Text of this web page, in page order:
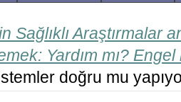
Sağlıklı Araştırmalar
Yardım mı? Engel
doğru mu